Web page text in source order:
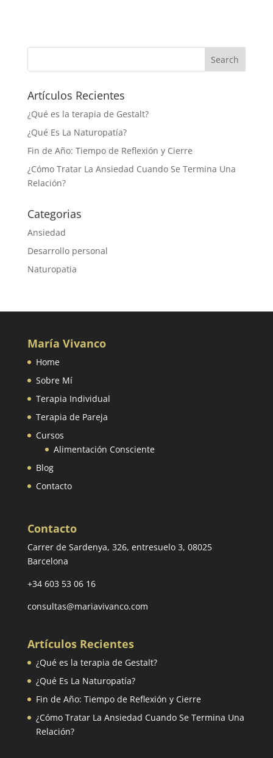
Artículos Recientes
¿Qué es la terapia de Gestalt?
¿Qué Es La Naturopatía?
Fin de Año: Tiempo de Reflexión y Cierre
¿Cómo Tratar La Ansiedad Cuando Se Termina Una
Relación?
Categorias
Ansiedad
Desarrollo personal
Naturopatia
María Vivanco
Home
Sobre Mí
Terapia Individual
Terapia de Pareja
Cursos
Alimentación Consciente
Blog
Contacto
Contacto
Carrer de Sardenya, 326, entresuelo 3, 08025
Barcelona
+34 603 53 06 16
consultas@mariavivanco.com
Artículos Recientes
¿Qué es la terapia de Gestalt?
¿Qué Es La Naturopatía?
Fin de Año: Tiempo de Reflexión y Cierre
¿Cómo Tratar La Ansiedad Cuando Se Termina Una
Relación?